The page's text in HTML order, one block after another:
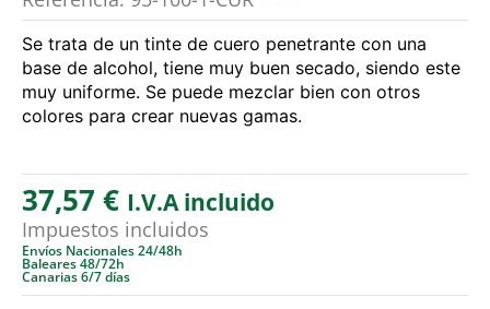
Se trata de un tinte de cuero penetrante con una
base de alcohol, tiene muy buen secado, siendo este
muy uniforme. Se puede mezclar bien con otros
colores para crear nuevas gamas.
37,57 € I.V.A incluido
Impuestos incluidos
Envíos Nacionales 24/48h
Baleares 48/72h
Canarias 6/7 días